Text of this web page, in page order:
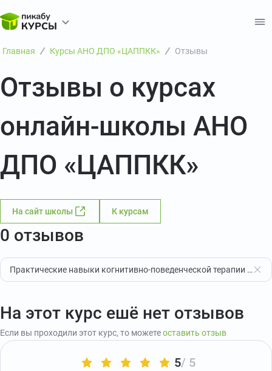
Главная Курсы АНО ДПО «ЦАППКК» Отзывы
Отзывы о курсах
онлайн-школы АНО
ДПО «ЦАППКК»
На сайт школы К курсам
0 отзывов
Практические навыки когнитивно-поведенческой терапии (ступень 1)
На этот курс ешё нет отзывов
Если вы проходили этот курс, то можетеоставить отзыв
5/ 5